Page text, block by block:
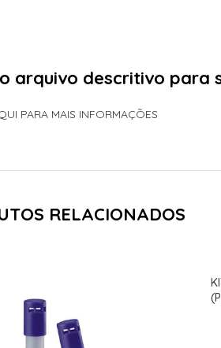
arquivo descritivo para
PARA MAIS INFORMAÇÕES
RELACIONADOS